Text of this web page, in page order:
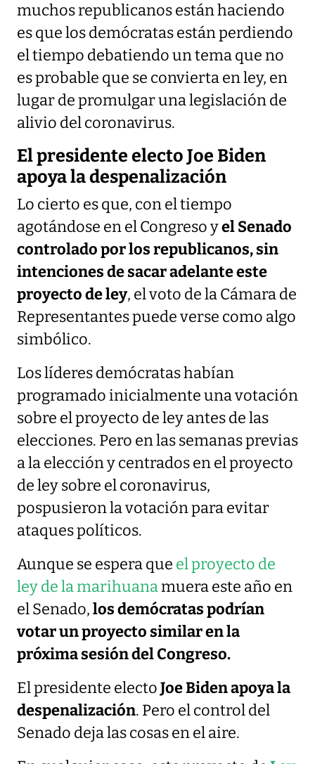
muchos republicanos están haciendo
es que los demócratas están perdiendo
el tiempo debatiendo un tema que no
es probable que se convierta en ley, en
lugar de promulgar una legislación de
alivio del coronavirus.
El presidente electo Joe Biden
apoya la despenalización
Lo cierto es que, con el tiempo
agotándose en el Congreso yel Senado
controlado por los republicanos, sin
intenciones de sacar adelante este
proyecto de ley, el voto de la Cámara de
Representantes puede verse como algo
simbólico.
Los líderes demócratas habían
programado inicialmente una votación
sobre el proyecto de ley antes de las
elecciones. Pero en las semanas previas
a la elección y centrados en el proyecto
de ley sobre el coronavirus,
pospusieron la votación para evitar
ataques políticos.
Aunque se espera que el proyecto de
ley de la marihuanamuera este año en
el Senado,los demócratas podrían
votar un proyecto similar en la
próxima sesión del Congreso.
El presidente electoJoe Biden apoya la
despenalización. Pero el control del
Senado deja las cosas en el aire.